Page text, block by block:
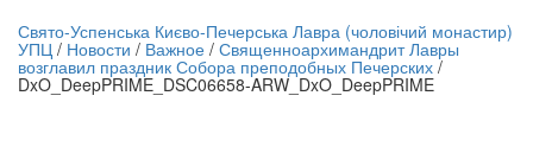
трансляция | 12 сентября
трансляции
Свято-Успенська Києво-Печерська Лавра (чоловічий монастир)
УПЦ / Новости / Важное / Священноархимандрит Лавры
возглавил праздник Собора преподобных Печерских /
DxO_DeepPRIME_DSC06658-ARW_DxO_DeepPRIME